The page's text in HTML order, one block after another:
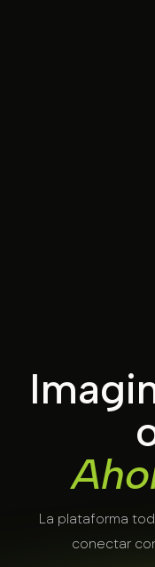
La plataforma
conectar